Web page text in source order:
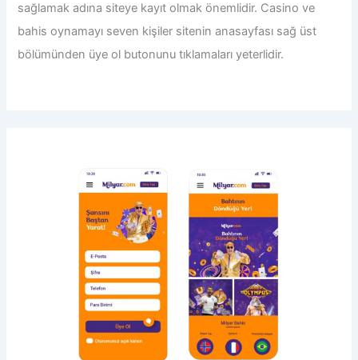
sağlamak adına siteye kayıt olmak önemlidir. Casino ve
bahis oynamayı seven kişiler sitenin anasayfası sağ üst
bölümünden üye ol butonunu tıklamaları yeterlidir.